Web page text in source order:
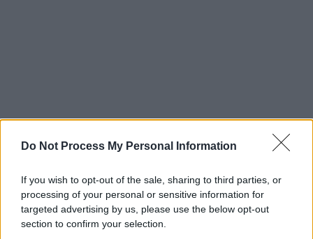
Do Not Process My Personal Information
If you wish to opt-out of the sale, sharing to third parties, or
processing of your personal or sensitive information for
targeted advertising by us, please use the below opt-out
section to confirm your selection.